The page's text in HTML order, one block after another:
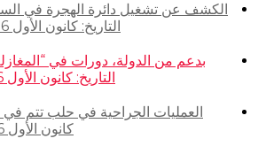
الكشف عن تشغيل دائرة الهجرة في
التاريخ: كانون الأول 2016 – الدولة: السويد
بدعم من الدولة، دورات في
التاريخ: كانون الأول 2016 – الدولة: ألمانيا
العمليات الجراحية في حلب تتم في
كانون الأول 2016 – الدولة: سوريا